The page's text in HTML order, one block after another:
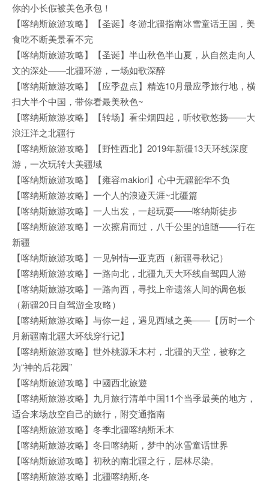
你的小长假被美色承包！
【喀纳斯旅游攻略】【圣诞】冬游北疆指南冰雪童话王国，美
食吃不断美景看不完
【喀纳斯旅游攻略】【圣诞】半山秋色半山夏，从自然走向人
文的深处——北疆环游，一场如歌深醉
【喀纳斯旅游攻略】【应季盘点】精选10月最应季旅行地，横
扫大半个中国，带你看最美秋色~
【喀纳斯旅游攻略】【转场】看尘烟四起，听牧歌悠扬——大
浪汪洋之北疆行
【喀纳斯旅游攻略】【野性西北】2019年新疆13天环线深度
游，一次玩转大美疆域
【喀纳斯旅游攻略】【雍容makiori】心中无疆韶华不负
【喀纳斯旅游攻略】一个人的浪迹天涯~北疆篇
【喀纳斯旅游攻略】一人出发，一起玩耍——喀纳斯徒步
【喀纳斯旅游攻略】一次擦肩而过，八千公里的追随——行在
新疆
【喀纳斯旅游攻略】一见钟情—亚克西（新疆寻秋记）
【喀纳斯旅游攻略】一路向北，北疆九天大环线自驾四人游
【喀纳斯旅游攻略】一路向西，寻找上帝遗落人间的调色板
（新疆20日自驾游全攻略）
【喀纳斯旅游攻略】与你一起，遇见西域之美——【历时一个
月新疆南北疆大环线穿行记】
【喀纳斯旅游攻略】世外桃源禾木村，北疆的天堂，被称之
为“神的后花园”
【喀纳斯旅游攻略】中國西北旅遊
【喀纳斯旅游攻略】九月旅行清单中国11个当季最美的地方，
适合来场放空自己的旅行，附交通指南
【喀纳斯旅游攻略】冬季北疆喀纳斯禾木
【喀纳斯旅游攻略】冬日喀纳斯，梦中的冰雪童话世界
【喀纳斯旅游攻略】初秋的南北疆之行，层林尽染。
【喀纳斯旅游攻略】北疆喀纳斯,冬